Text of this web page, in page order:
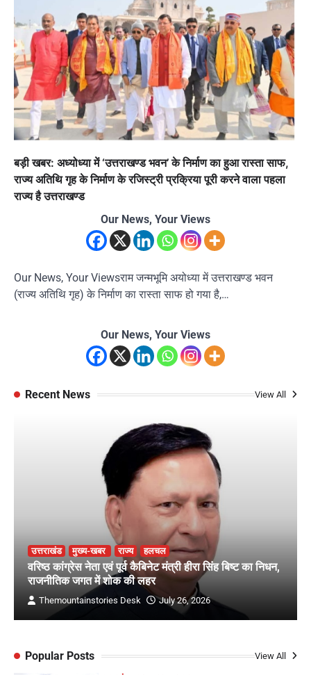
बड़ी खबर: अध्योध्या में ‘उत्तराखण्ड भवन’ के निर्माण का हुआ रास्ता साफ,
राज्य अतिथि गृह के निर्माण के रजिस्ट्री प्रक्रिया पूरी करने वाला पहला
राज्य है उत्तराखण्ड
Our News, Your Views
Our News, Your Viewsराम जन्मभूमि अयोध्या में उत्तराखण्ड भवन
(राज्य अतिथि गृह) के निर्माण का रास्ता साफ हो गया है,…
Our News, Your Views
Recent News View All
उत्तराखंड मुख्य-खबर राज्य हलचल
वरिष्ठ कांग्रेस नेता एवं पूर्व कैबिनेट मंत्री हीरा सिंह बिष्ट का निधन,
राजनीतिक जगत में शोक की लहर
Themountainstories Desk July 26, 2026
Popular Posts View All